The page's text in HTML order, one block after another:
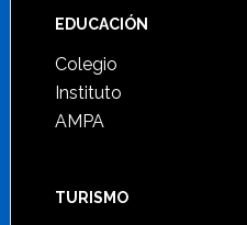
Footer
EDUCACIÓN
Colegio
Instituto
AMPA
TURISMO